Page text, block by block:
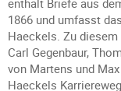
enthält Briefe aus
1866 und umfasst
Haeckels. Zu
Carl Gegenbaur,
von Martens und
Haeckels